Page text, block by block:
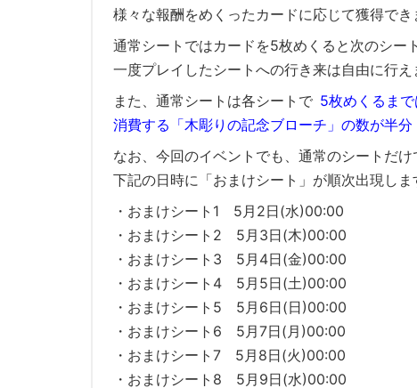
様々な報酬をめくったカードに応じて獲得でき
通常シートではカードを5枚めくると次のシー
一度プレイしたシートへの行き来は自由に行え
また、通常シートは各シートで 5枚めくるまで
消費する「木彫りの記念ブローチ」の数が半分
なお、今回のイベントでも、通常のシートだけ
下記の日時に「おまけシート」が順次出現しま
・おまけシート1 5月2日(水)00:00
・おまけシート2 5月3日(木)00:00
・おまけシート3 5月4日(金)00:00
・おまけシート4 5月5日(土)00:00
・おまけシート5 5月6日(日)00:00
・おまけシート6 5月7日(月)00:00
・おまけシート7 5月8日(火)00:00
・おまけシート8 5月9日(水)00:00